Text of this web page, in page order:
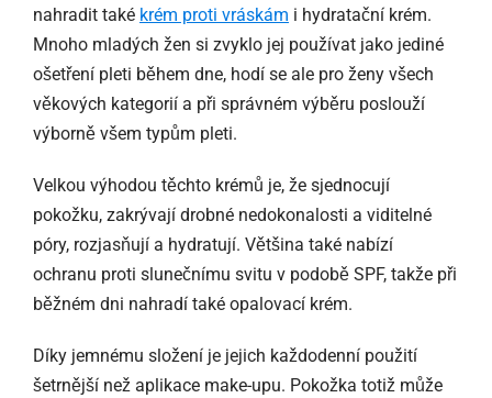
nahradit také krém proti vráskám i hydratační krém.
Mnoho mladých žen si zvyklo jej používat jako jediné
ošetření pleti během dne, hodí se ale pro ženy všech
věkových kategorií a při správném výběru poslouží
výborně všem typům pleti.
Velkou výhodou těchto krémů je, že sjednocují
pokožku, zakrývají drobné nedokonalosti a viditelné
póry, rozjasňují a hydratují. Většina také nabízí
ochranu proti slunečnímu svitu v podobě SPF, takže při
běžném dni nahradí také opalovací krém.
Díky jemnému složení je jejich každodenní použití
šetrnější než aplikace make-upu. Pokožka totiž může